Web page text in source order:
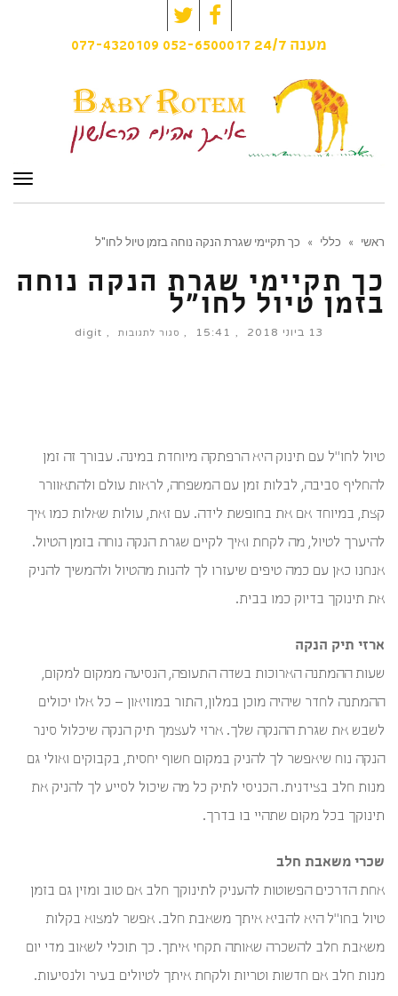
Facebook
Twitter
מענה 077-4320109 052-6500017 24/7
ראשי » כללי » כך תקיימי שגרת הנקה נוחה בזמן טיול לחו"ל
כך תקיימי שגרת הנקה נוחה
בזמן טיול לחו"ל
13 ביוני 2018 15:41 סגור לתגובות כך
digit
טיול לחו"ל עם תינוק היא הרפתקה מיוחדת במינה. עבורך זה זמן
להחליף סביבה, לבלות זמן עם המשפחה, לראות עולם ולהתאוורר
קצת, במיוחד אם את בחופשת לידה. עם זאת, עולות שאלות כמו איך
להיערך לטיול, מה לקחת ואיך לקיים שגרת הנקה נוחה בזמן הטיול.
אנחנו כאן עם כמה טיפים שיעזרו לך להנות מהטיול ולהמשיך להניק
את תינוקך בדיוק כמו בבית.
ארזי תיק הנקה
שעות ההמתנה הארוכות בשדה התעופה, הנסיעה ממקום למקום,
ההמתנה לחדר שיהיה מוכן במלון, התור במוזיאון – כל אלו יכולים
לשבש את שגרת ההנקה שלך. ארזי לעצמך תיק הנקה שיכלול סינר
הנקה נוח שיאפשר לך להניק במקום חשוף יחסית, בקבוקים ואולי גם
מנות חלב בצידנית. הכניסי לתיק כל מה שיכול לסייע לך להניק את
תינוקך בכל מקום שתהיי בו בדרך.
שכרי משאבת חלב
אחת הדרכים הפשוטות להעניק לתינוקך חלב אם טוב ומזין גם בזמן
טיול בחו"ל היא להביא איתך משאבת חלב. אפשר למצוא בקלות
משאבת חלב להשכרה שאותה תקחי איתך. כך תוכלי לשאוב מדי יום
מנות חלב אם חדשות וטריות ולקחת איתך לטיולים בעיר ולנסיעות.